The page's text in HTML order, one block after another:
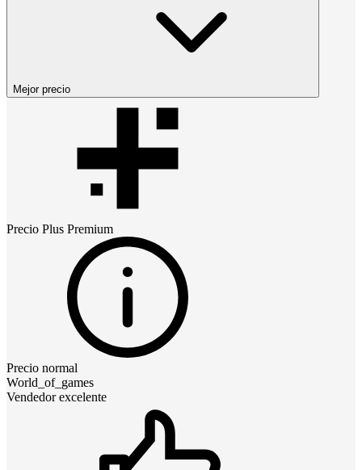
Mejor precio
Precio Plus Premium
Precio normal
World_of_games
Vendedor excelente